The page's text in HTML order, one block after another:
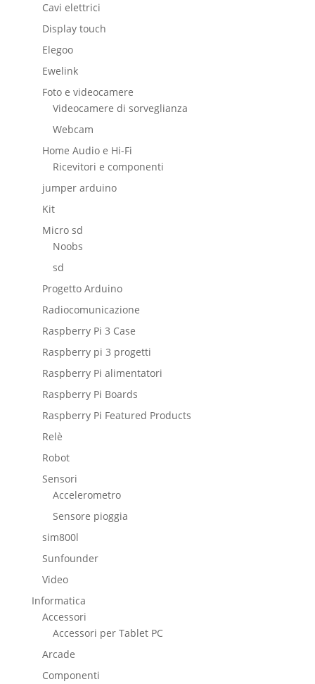
Cavi elettrici
Display touch
Elegoo
Ewelink
Foto e videocamere
Videocamere di sorveglianza
Webcam
Home Audio e Hi-Fi
Ricevitori e componenti
jumper arduino
Kit
Micro sd
Noobs
sd
Progetto Arduino
Radiocomunicazione
Raspberry Pi 3 Case
Raspberry pi 3 progetti
Raspberry Pi alimentatori
Raspberry Pi Boards
Raspberry Pi Featured Products
Relè
Robot
Sensori
Accelerometro
Sensore pioggia
sim800l
Sunfounder
Video
Informatica
Accessori
Accessori per Tablet PC
Arcade
Componenti